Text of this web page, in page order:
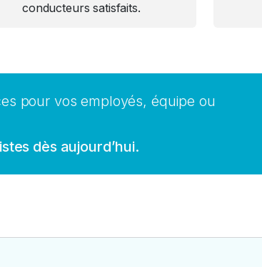
conducteurs satisfaits.
pour vos employés, équipe ou
dès aujourd’hui.